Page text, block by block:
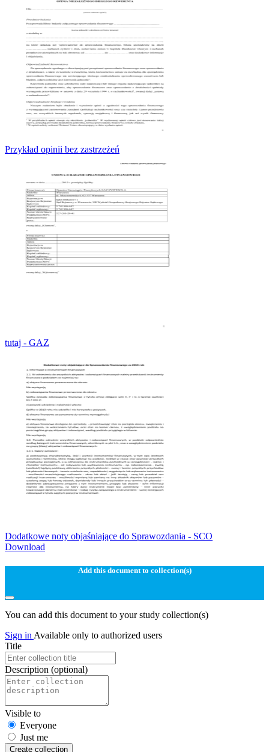
Przykład opinii bez zastrzeżeń
tutaj - GAZ
Dodatkowe noty objaśniające do Sprawozdania - SCO
Download
Add this document to collection(s)
You can add this document to your study collection(s)
Sign in Available only to authorized users
Title
Description (optional)
Visible to
Everyone
Just me
Create collection